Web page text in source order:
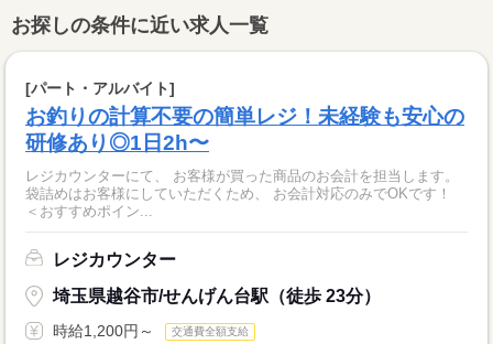
お探しの条件に近い求人一覧
[パート・アルバイト]
お釣りの計算不要の簡単レジ！未経験も安心の
研修あり◎1日2h〜
レジカウンターにて、 お客様が買った商品のお会計を担当します。
袋詰めはお客様にしていただくため、 お会計対応のみでOKです！
＜おすすめポイン...
レジカウンター
埼玉県越谷市/せんげん台駅（徒歩 23分）
時給1,200円～ 交通費全額支給